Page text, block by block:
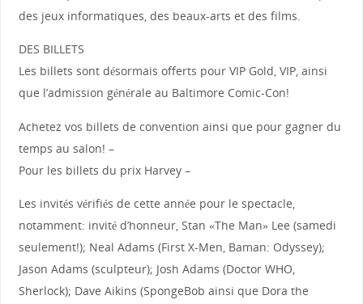
des jeux informatiques, des beaux-arts et des films.
DES BILLETS
Les billets sont désormais offerts pour VIP Gold, VIP, ainsi
que l’admission générale au Baltimore Comic-Con!
Achetez vos billets de convention ainsi que pour gagner du
temps au salon! –
Pour les billets du prix Harvey –
Les invités vérifiés de cette année pour le spectacle,
notamment: invité d’honneur, Stan «The Man» Lee (samedi
seulement!); Neal Adams (First X-Men, Baman: Odyssey);
Jason Adams (sculpteur); Josh Adams (Doctor WHO,
Sherlock); Dave Aikins (SpongeBob ainsi que Dora the